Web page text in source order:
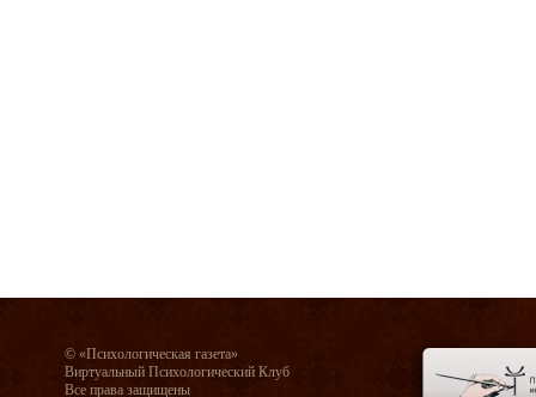
© «Психологическая газета»
Виртуальный Психологический Клуб
Все права защищены